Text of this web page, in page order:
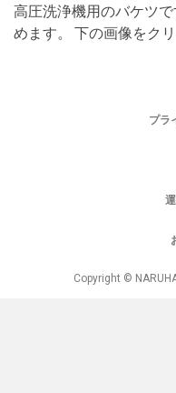
高圧洗浄機用のバケツ
めます。 下の画像をク
プラ
Copyright ©